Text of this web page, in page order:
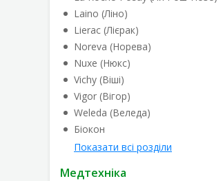
Laino (Ліно)
Lierac (Лієрак)
Noreva (Норева)
Nuxe (Нюкс)
Vichy (Віші)
Vigor (Вігор)
Weleda (Веледа)
Біокон
Показати всі розділи
Медтехніка